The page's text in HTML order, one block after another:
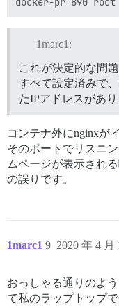
1marc1:
これが決定的な問
すべて設定済みで
たIPアドレスがあり
コンテナ外にnginxが
そのポートでリスニ
ムページが表示され
の誤りです。
1marc1 2020 年 4 月
9
おっしゃる通りのよ
て私のラップトップ